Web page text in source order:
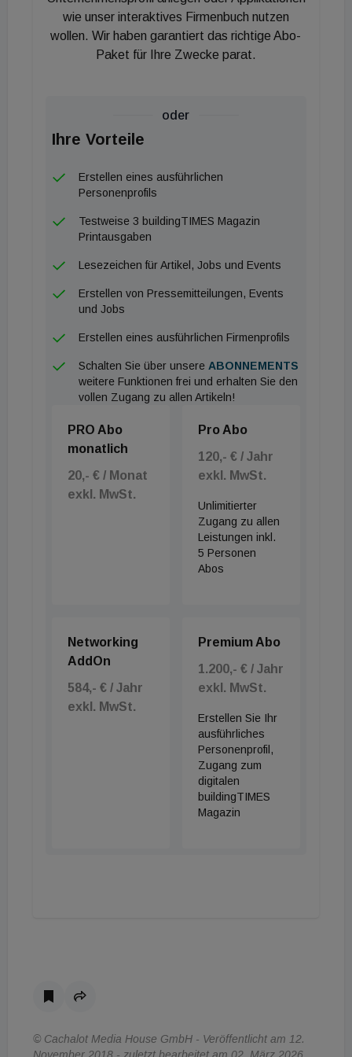
wie unser interaktives Firmenbuch nutzen
wollen. Wir haben garantiert das richtige Abo-
Paket für Ihre Zwecke parat.
oder
Ihre Vorteile
Erstellen eines ausführlichen
Personenprofils
Testweise 3 buildingTIMES Magazin
Printausgaben
Lesezeichen für Artikel, Jobs und Events
Erstellen von Pressemitteilungen, Events
und Jobs
Erstellen eines ausführlichen Firmenprofils
Schalten Sie über unsere ABONNEMENTS
weitere Funktionen frei und erhalten Sie den
vollen Zugang zu allen Artikeln!
PRO Abo
monatlich
20,- € / Monat
exkl. MwSt.
Pro Abo
120,- € / Jahr
exkl. MwSt.
Unlimitierter
Zugang zu allen
Leistungen inkl.
5 Personen
Abos
Networking
AddOn
584,- € / Jahr
exkl. MwSt.
Premium Abo
1.200,- € / Jahr
exkl. MwSt.
Erstellen Sie Ihr
ausführliches
Personenprofil,
Zugang zum
digitalen
buildingTIMES
Magazin
© Cachalot Media House GmbH - Veröffentlicht am 12.